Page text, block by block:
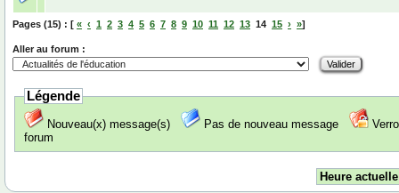
Pages (15) : [ « ‹ 1 2 3 4 5 6 7 8 9 10 11 12 13 14 15 › »]
Aller au forum :
Légende
Nouveau(x) message(s) Pas de nouveau message
forum
Heure